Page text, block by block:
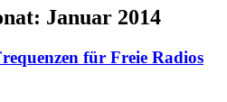
Januar 2014
für Freie Radios